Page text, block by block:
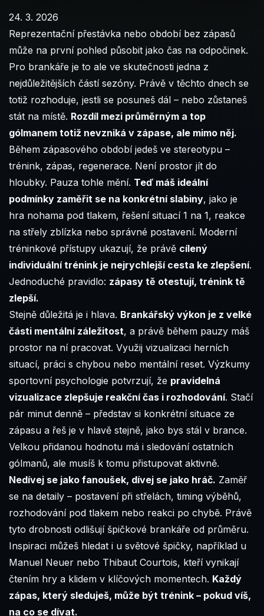
24. 3. 2026
Reprezentační přestávka nebo období bez zápasů
může na první pohled působit jako čas na odpočinek.
Pro brankáře je to ale ve skutečnosti jedna z
nejdůležitějších částí sezóny. Právě v těchto dnech se
totiž rozhoduje, jestli se posuneš dál – nebo zůstaneš
stát na místě. Rozdíl mezi průměrným a top
gólmanem totiž nevzniká v zápase, ale mimo něj.
Během zápasového období jedeš ve stereotypu –
trénink, zápas, regenerace. Není prostor jít do
hloubky. Pauza tohle mění. Teď máš ideální
podmínky zaměřit se na konkrétní slabiny, jako je
hra nohama pod tlakem, řešení situací 1 na 1, reakce
na střely zblízka nebo správné postavení. Moderní
tréninkové přístupy ukazují, že právě cílený
individuální trénink je nejrychlejší cesta ke zlepšení.
Jednoduché pravidlo: zápasy tě otestují, trénink tě
zlepší.
Stejně důležitá je i hlava. Brankářský výkon je z velké
části mentální záležitost, a právě během pauzy máš
prostor na ní pracovat. Využij vizualizaci herních
situací, práci s chybou nebo mentální reset. Výzkumy
sportovní psychologie potvrzují, že pravidelná
vizualizace zlepšuje reakční čas i rozhodování. Stačí
pár minut denně – představ si konkrétní situace ze
zápasu a řeš je v hlavě stejně, jako bys stál v brance.
Velkou přidanou hodnotu má i sledování ostatních
gólmanů, ale musíš k tomu přistupovat aktivně.
Nedívej se jako fanoušek, dívej se jako hráč. Zaměř
se na detaily – postavení při střelách, timing výběhů,
rozhodování pod tlakem nebo reakci po chybě. Právě
tyto drobnosti odlišují špičkové brankáře od průměru.
Inspiraci můžeš hledat i u světové špičky, například u
Manuel Neuer nebo Thibaut Courtois, kteří vynikají
čtením hry a klidem v klíčových momentech. Každý
zápas, který sleduješ, může být trénink – pokud víš,
na co se dívat.